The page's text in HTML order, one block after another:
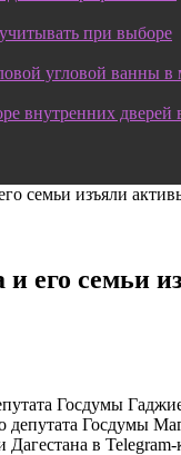
при выборе
угловой ванны в
внутренних дверей
семьи изъяли
его семьи
Госдумы
Госдумы
в